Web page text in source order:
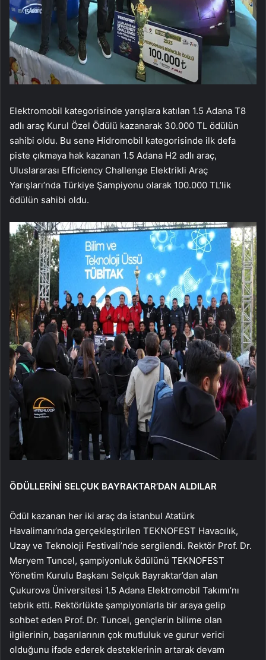
Elektromobil kategorisinde yarışlara katılan 1.5 Adana T8
adlı araç Kurul Özel Ödülü kazanarak 30.000 TL ödülün
sahibi oldu. Bu sene Hidromobil kategorisinde ilk defa
piste çıkmaya hak kazanan 1.5 Adana H2 adlı araç,
Uluslararası Efficiency Challenge Elektrikli Araç
Yarışları’nda Türkiye Şampiyonu olarak 100.000 TL’lik
ödülün sahibi oldu.
ÖDÜLLERİNİ SELÇUK BAYRAKTAR’DAN ALDILAR
Ödül kazanan her iki araç da İstanbul Atatürk
Havalimanı’nda gerçekleştirilen TEKNOFEST Havacılık,
Uzay ve Teknoloji Festivali’nde sergilendi. Rektör Prof. Dr.
Meryem Tuncel, şampiyonluk ödülünü TEKNOFEST
Yönetim Kurulu Başkanı Selçuk Bayraktar’dan alan
Çukurova Üniversitesi 1.5 Adana Elektromobil Takımı’nı
tebrik etti. Rektörlükte şampiyonlarla bir araya gelip
sohbet eden Prof. Dr. Tuncel, gençlerin bilime olan
ilgilerinin, başarılarının çok mutluluk ve gurur verici
olduğunu ifade ederek desteklerinin artarak devam